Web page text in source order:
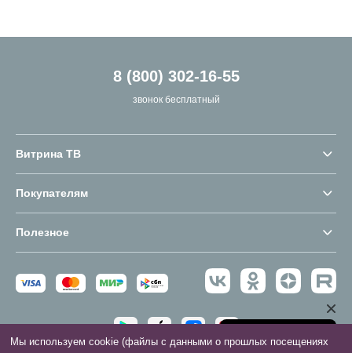
8 (800) 302-16-55
звонок бесплатный
Витрина ТВ
Покупателям
Полезное
Мы используем cookie (файлы с данными о прошлых посещениях